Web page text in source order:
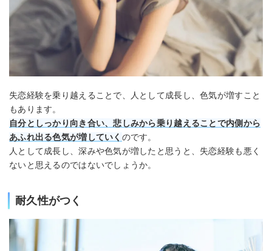
失恋経験を乗り越えることで、人として成長し、色気が増すこと
もあります。
自分としっかり向き合い、悲しみから乗り越えることで内側から
あふれ出る色気が増していく のです。
人として成長し、深みや色気が増したと思うと、失恋経験も悪く
ないと思えるのではないでしょうか。
耐久性がつく